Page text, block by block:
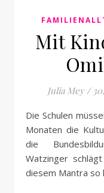
Mit
Julia Mey /
Die Schulen müssen offen bleiben – da sind sich seit
Monaten die
die
Watzinger
diesem Mantra so